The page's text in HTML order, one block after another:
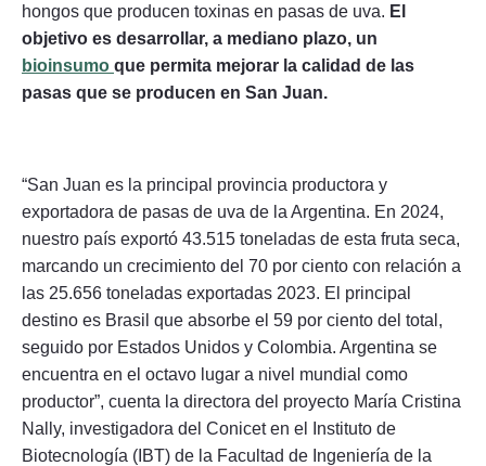
hongos que producen toxinas en pasas de uva. El
objetivo es desarrollar, a mediano plazo, un
bioinsumo que permita mejorar la calidad de las
pasas que se producen en San Juan.
“San Juan es la principal provincia productora y
exportadora de pasas de uva de la Argentina. En 2024,
nuestro país exportó 43.515 toneladas de esta fruta seca,
marcando un crecimiento del 70 por ciento con relación a
las 25.656 toneladas exportadas 2023. El principal
destino es Brasil que absorbe el 59 por ciento del total,
seguido por Estados Unidos y Colombia. Argentina se
encuentra en el octavo lugar a nivel mundial como
productor”, cuenta la directora del proyecto María Cristina
Nally, investigadora del Conicet en el Instituto de
Biotecnología (IBT) de la Facultad de Ingeniería de la